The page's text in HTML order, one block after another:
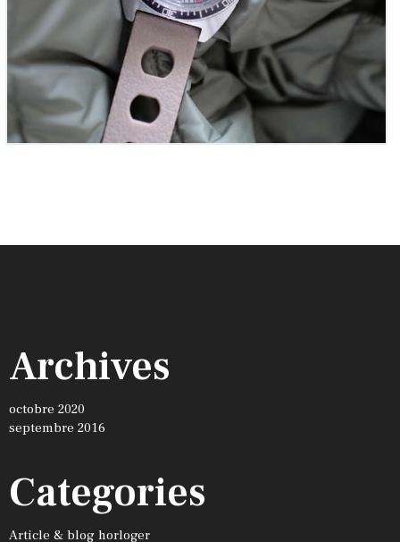
Archives
octobre 2020
septembre 2016
Categories
Article & blog horloger